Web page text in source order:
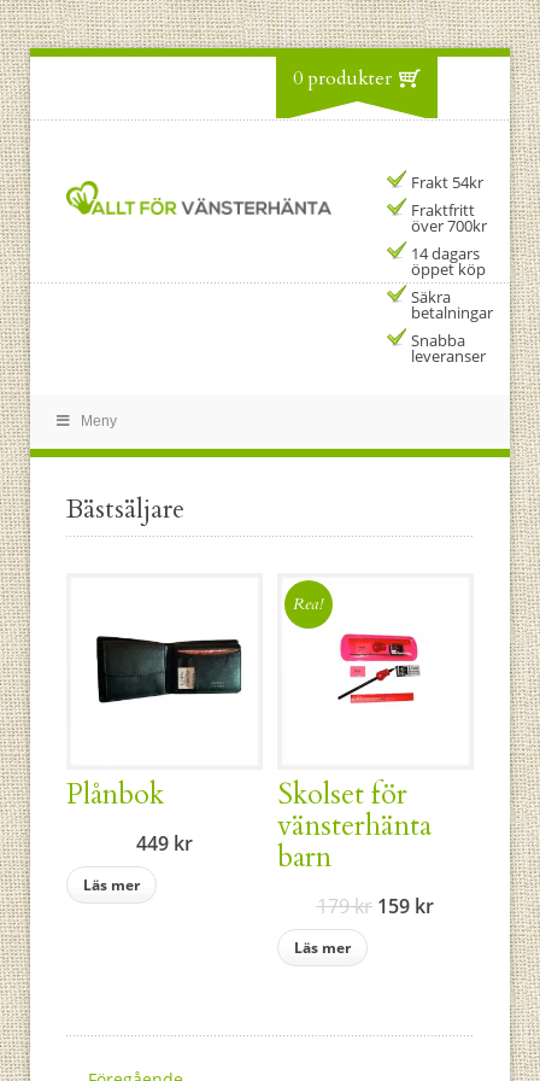
0 produkter
Frakt 54kr
Fraktfritt
över 700kr
14 dagars
öppet köp
Säkra
betalningar
Snabba
leveranser
Meny
Bästsäljare
Plånbok
449 kr
Läs mer
Rea!
Skolset för
vänsterhänta
barn
179kr Det
159 krDet
nuvarande
Läs mer